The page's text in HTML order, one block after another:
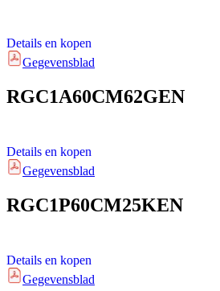
Details en kopen
Gegevensblad
RGC1A60CM62GEN
Details en kopen
Gegevensblad
RGC1P60CM25KEN
Details en kopen
Gegevensblad